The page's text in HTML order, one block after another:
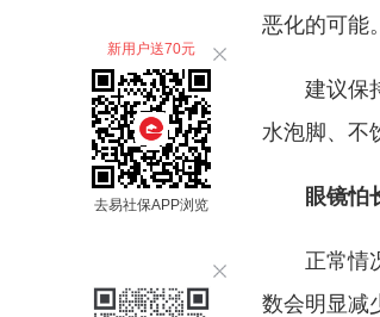
新用户送70元
去易社保APP浏览
恶化的可能。
建议保
水泡脚、不
眼镜怕
正常情
数会明显减